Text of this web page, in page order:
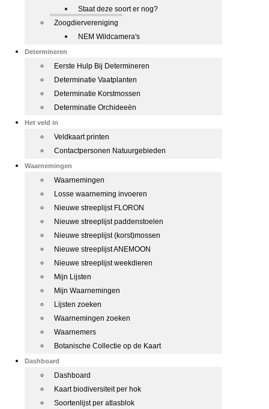
Staat deze soort er nog?
Zoogdiervereniging
NEM Wildcamera's
Determineren
Eerste Hulp Bij Determineren
Determinatie Vaatplanten
Determinatie Korstmossen
Determinatie Orchideeën
Het veld in
Veldkaart printen
Contactpersonen Natuurgebieden
Waarnemingen
Waarnemingen
Losse waarneming invoeren
Nieuwe streeplijst FLORON
Nieuwe streeplijst paddenstoelen
Nieuwe streeplijst (korst)mossen
Nieuwe streeplijst ANEMOON
Nieuwe streeplijst weekdieren
Mijn Lijsten
Mijn Waarnemingen
Lijsten zoeken
Waarnemingen zoeken
Waarnemers
Botanische Collectie op de Kaart
Dashboard
Dashboard
Kaart biodiversiteit per hok
Soortenlijst per atlasblok